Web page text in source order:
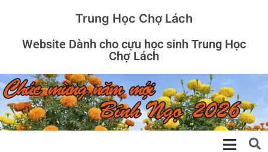
Trung Học Chợ Lách
Website Dành cho cựu học sinh Trung Học
Chợ Lách